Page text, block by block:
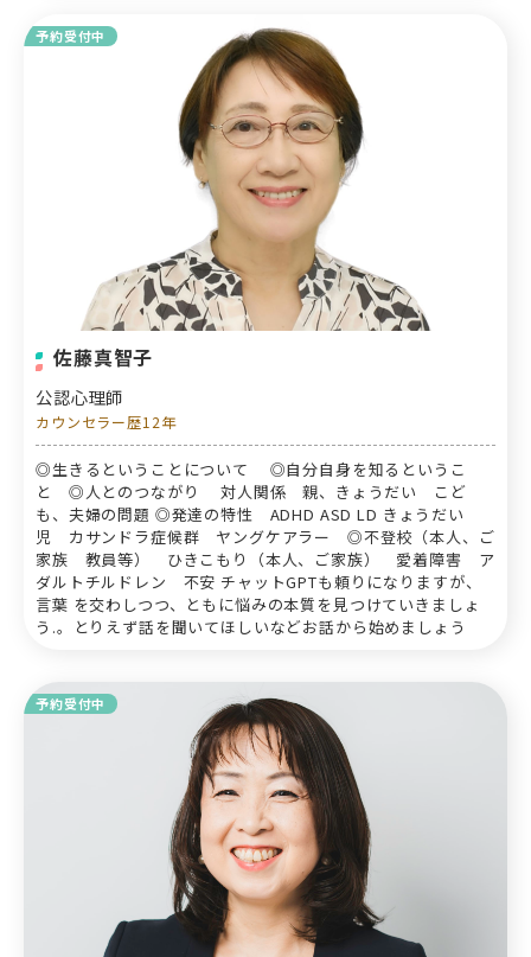
予約受付中
佐藤真智子
公認心理師
カウンセラー歴12年
◎生きるということについて ◎自分自身を知るというこ
と ◎人とのつながり 対人関係 親、きょうだい こど
も、夫婦の問題 ◎発達の特性 ADHD ASD LD きょうだい
児 カサンドラ症候群 ヤングケアラー ◎不登校（本人、ご
家族 教員等） ひきこもり（本人、ご家族） 愛着障害 ア
ダルトチルドレン 不安 チャットGPTも頼りになりますが、
言葉 を交わしつつ、ともに悩みの本質を見つけていきましょ
う.。とりえず話を聞いてほしいなどお話から始めましょう
予約受付中